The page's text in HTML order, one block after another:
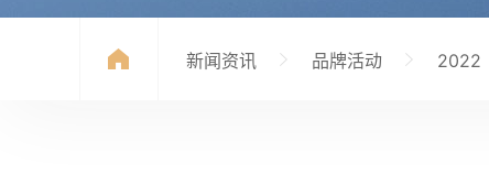
新闻资讯 品牌活动 2022